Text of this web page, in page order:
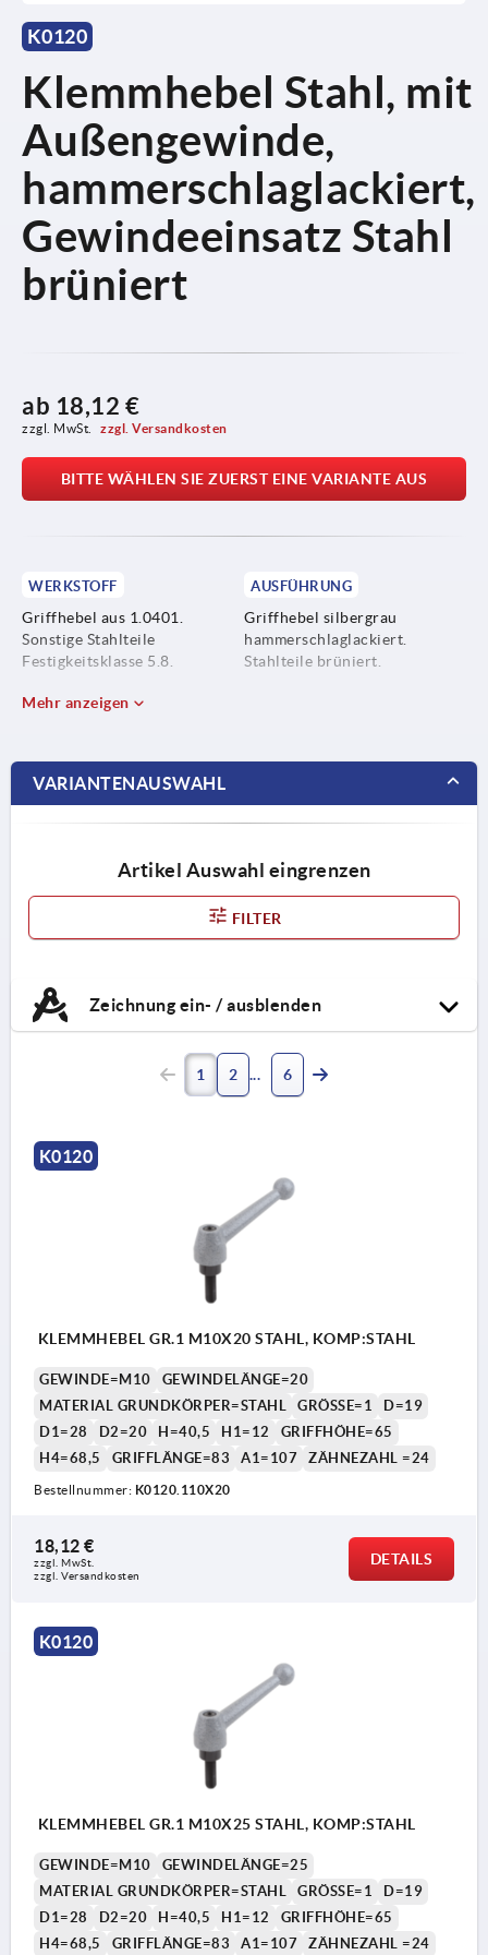
K0120
Klemmhebel Stahl, mit
Außengewinde,
hammerschlaglackiert,
Gewindeeinsatz Stahl
brüniert
ab 18,12 €
zzgl. MwSt. zzgl. Versandkosten
BITTE WÄHLEN SIE ZUERST EINE VARIANTE AUS
WERKSTOFF
Griffhebel aus 1.0401.
Sonstige Stahlteile
Festigkeitsklasse 5.8.
AUSFÜHRUNG
Griffhebel silbergrau
hammerschlaglackiert.
Stahlteile brüniert.
Mehr anzeigen
VARIANTENAUSWAHL
Artikel Auswahl eingrenzen
FILTER
Zeichnung ein- / ausblenden
1 2 6
K0120
KLEMMHEBEL GR.1 M10X20 STAHL, KOMP:STAHL
GEWINDE=M10
GEWINDELÄNGE=20
MATERIAL GRUNDKÖRPER=STAHL
GRÖSSE=1
D=19
D1=28
D2=20 H=40,5 H1=12
GRIFFHÖHE=65
H4=68,5
GRIFFLÄNGE=83 A1=107 ZÄHNEZAHL =24
Bestellnummer: K0120.110X20
18,12 €
zzgl. MwSt.
zzgl. Versandkosten
DETAILS
K0120
KLEMMHEBEL GR.1 M10X25 STAHL, KOMP:STAHL
GEWINDE=M10
GEWINDELÄNGE=25
MATERIAL GRUNDKÖRPER=STAHL
GRÖSSE=1
D=19
D1=28
D2=20 H=40,5 H1=12
GRIFFHÖHE=65
H4=68,5
GRIFFLÄNGE=83 A1=107 ZÄHNEZAHL =24